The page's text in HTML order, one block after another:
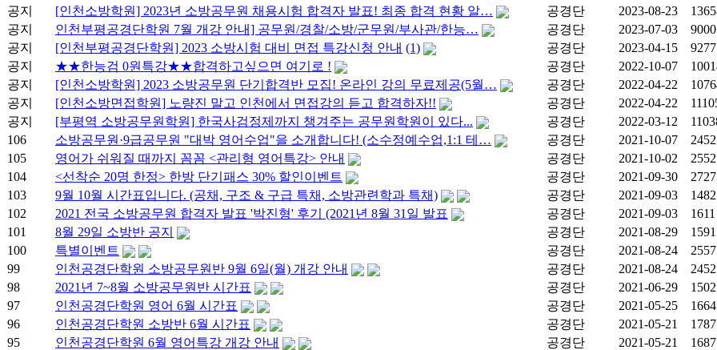
공지
[인천소방학원] 2023년 소방공무원 채용시험 합격자 발표! 최종 합격 현황 알… 공경단 2023-08-23
공지
인천부평공경단학원 7월 개강 안내] 공무원/경찰/소방/군무원/부사관/한능… 공경단 2023-07-03
9000
공지
[인천부평공경단학원] 2023 소방시험 대비 면접 특강신청 안내 (1) 공경단 2023-04-15
9277
공지
★★한능검 0원특강★★합격하고싶으면 여기로 ! 공경단 2022-10-07
공지
[인천소방학원] 2023 소방공무원 단기합격반 모집! 온라인 강의 무료제공(5월… 공경단 2022-04-22
공지
[인천소방면접학원] 노량진 말고 인천에서 면접강의 듣고 합격하자!! 공경단 2022-04-22
공지
[부평역 소방공무원학원] 한국사검정제까지 챙겨주는 공무원학원이 있다... 공경단 2022-03-12
106
소방공무원·9급공무원 "대박 영어수업"을 소개합니다! (소수정예수업,1:1 테… 공경단 2021-10-07
2452
105
영어가 쉬워질 때까지 꼼꼼 <관리형 영어특강> 안내 공경단 2021-10-02
2552
104
<선착순 20명 한정> 한방 단기패스 30% 할인이벤트 공경단 2021-09-30
2727
103
9월 10월 시간표입니다. (공채, 구조 & 구급 특채, 소방관련학과 특채) 공경단 2021-09-03
1482
102
2021 전국 소방공무원 합격자 발표 '박진형' 후기 (2021년 8월 31일 발표 공경단 2021-09-03
1611
101
8월 29일 소방반 공지 공경단 2021-08-29
1591
100
특별이벤트 공경단 2021-08-24
2557
99
인천공경단학원 소방공무원반 9월 6일(월) 개강 안내 공경단 2021-08-24
2452
98
2021년 7~8월 소방공무원반 시간표 공경단 2021-06-29
1502
97
인천공경단학원 영어 6월 시간표 공경단 2021-05-25
1664
96
인천공경단학원 소방반 6월 시간표 공경단 2021-05-21
1787
95
인천공경단학원 6월 영어특강 개강 안내 공경단 2021-05-21
1687